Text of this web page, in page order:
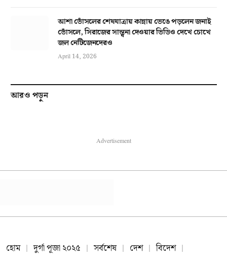
আশা ভোঁসলের শেষযাত্রায় কান্নায় ভেঙে পড়লেন জনাই
ভোঁসলে, সিরাজের সান্ত্বনা দেওয়ার ভিডিও দেখে চোখে
জল নেটিজেনদেরও
April 14, 2026
আরও পড়ুন
Advertisement
হোম দুর্গা পূজা ২০২৫ সর্বশেষ দেশ
বিদেশ